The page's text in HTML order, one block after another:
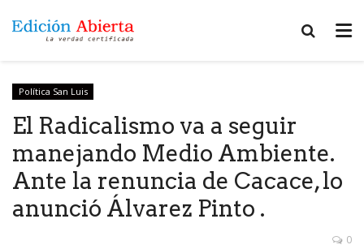
Política San Luis
El Radicalismo va a seguir
manejando Medio Ambiente.
Ante la renuncia de Cacace, lo
anunció Álvarez Pinto .
0